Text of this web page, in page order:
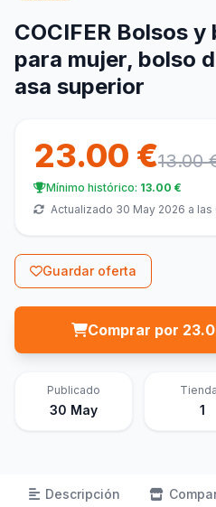
COCIFER Bolsos
para mujer, bolso
asa superior
23.00 €13.00
Mínimo histórico: 13.00 €
Actualizado 30 May 2026 a las
Guardar oferta
Comprar por
Publicado
30 May 1
Descripción